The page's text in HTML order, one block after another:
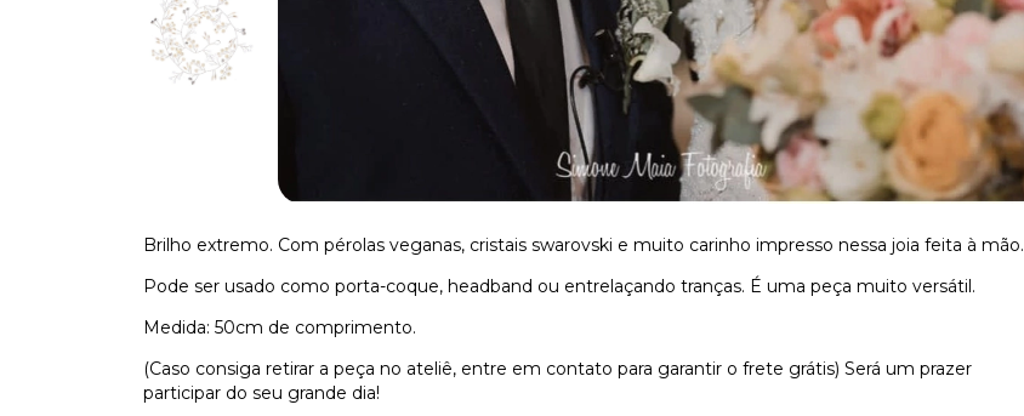
Brilho extremo. Com pérolas veganas, cristais swarovski e muito carinho impresso nessa joia feita à mão.
Pode ser usado como porta-coque, headband ou entrelaçando tranças. É uma peça muito versátil.
Medida: 50cm de comprimento.
(Caso consiga retirar a peça no ateliê, entre em contato para garantir o frete grátis) Será um prazer
participar do seu grande dia!